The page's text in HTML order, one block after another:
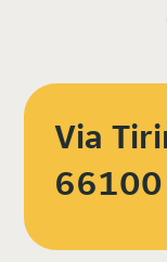
Via
66100